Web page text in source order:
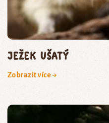
ježek ušatý
Zobrazit více →